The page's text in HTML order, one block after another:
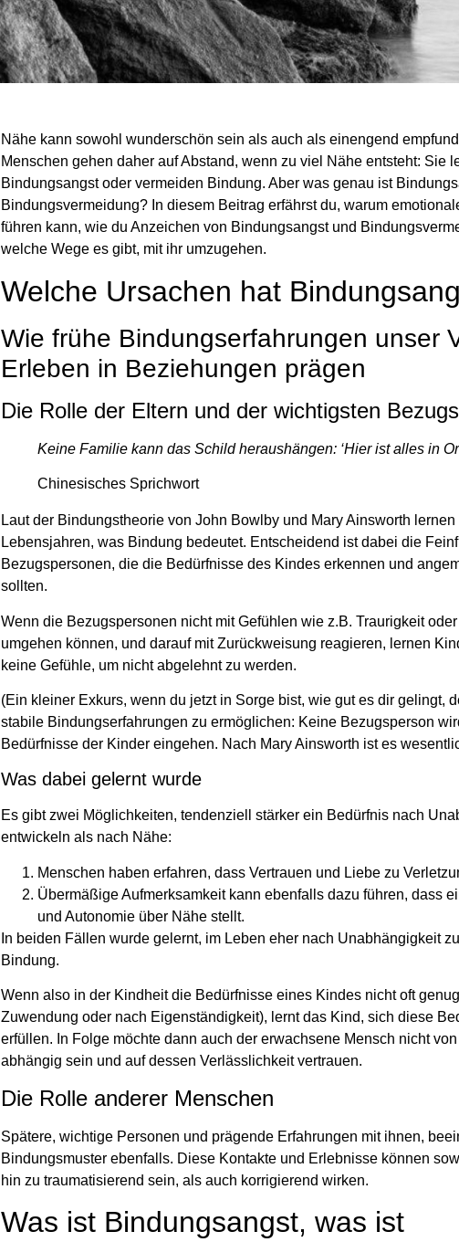
Nähe kann sowohl wunderschön sein als auch als einengend
Menschen gehen daher auf Abstand, wenn zu viel Nähe entsteht: Sie
Bindungsangst oder vermeiden Bindung. Aber was genau ist
Bindungsvermeidung? In diesem Beitrag erfährst du, warum
führen kann, wie du Anzeichen von Bindungsangst und
welche Wege es gibt, mit ihr umzugehen.
Welche Ursachen hat
Wie frühe Bindungserfahrungen unser
Erleben in Beziehungen prägen
Die Rolle der Eltern und der wichtigsten
Keine Familie kann das Schild heraushängen: ‘Hier ist alles in
Chinesisches Sprichwort
Laut der Bindungstheorie von John Bowlby und Mary Ainsworth
Lebensjahren, was Bindung bedeutet. Entscheidend ist dabei die
Bezugspersonen, die die Bedürfnisse des Kindes erkennen und
sollten.
Wenn die Bezugspersonen nicht mit Gefühlen wie z.B. Traurigkeit
umgehen können, und darauf mit Zurückweisung reagieren, lernen
keine Gefühle, um nicht abgelehnt zu werden.
(Ein kleiner Exkurs, wenn du jetzt in Sorge bist, wie gut es dir gelingt,
stabile Bindungserfahrungen zu ermöglichen: Keine Bezugsperson
Bedürfnisse der Kinder eingehen. Nach Mary Ainsworth ist es
Was dabei gelernt wurde
Es gibt zwei Möglichkeiten, tendenziell stärker ein Bedürfnis nach
entwickeln als nach Nähe:
Menschen haben erfahren, dass Vertrauen und Liebe zu
Übermäßige Aufmerksamkeit kann ebenfalls dazu führen, dass
und Autonomie über Nähe stellt.
In beiden Fällen wurde gelernt, im Leben eher nach Unabhängigkeit
Bindung.
Wenn also in der Kindheit die Bedürfnisse eines Kindes nicht oft
Zuwendung oder nach Eigenständigkeit), lernt das Kind, sich diese
erfüllen. In Folge möchte dann auch der erwachsene Mensch nicht
abhängig sein und auf dessen Verlässlichkeit vertrauen.
Die Rolle anderer Menschen
Spätere, wichtige Personen und prägende Erfahrungen mit ihnen,
Bindungsmuster ebenfalls. Diese Kontakte und Erlebnisse können
hin zu traumatisierend sein, als auch korrigierend wirken.
Was ist Bindungsangst, was ist